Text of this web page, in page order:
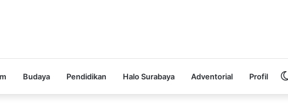
Budaya Pendidikan Halo Surabaya Adventorial Profil